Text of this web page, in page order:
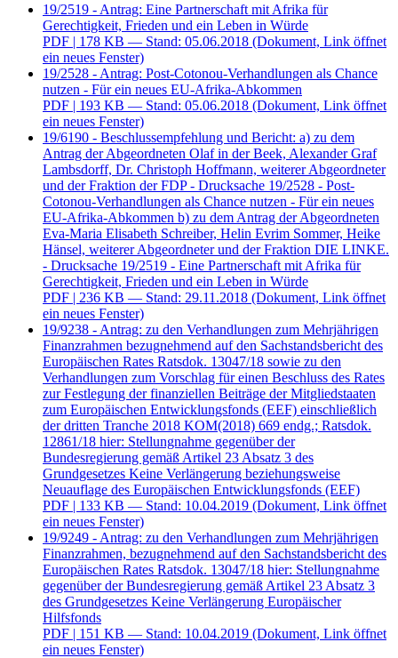
19/2519 - Antrag: Eine Partnerschaft mit Afrika für
Gerechtigkeit, Frieden und ein Leben in Würde
PDF | 178 KB — Stand: 05.06.2018 (Dokument, Link öffnet
ein neues Fenster)
19/2528 - Antrag: Post-Cotonou-Verhandlungen als Chance
nutzen - Für ein neues EU-Afrika-Abkommen
PDF | 193 KB — Stand: 05.06.2018 (Dokument, Link öffnet
ein neues Fenster)
19/6190 - Beschlussempfehlung und Bericht: a) zu dem
Antrag der Abgeordneten Olaf in der Beek, Alexander Graf
Lambsdorff, Dr. Christoph Hoffmann, weiterer Abgeordneter
und der Fraktion der FDP - Drucksache 19/2528 - Post-
Cotonou-Verhandlungen als Chance nutzen - Für ein neues
EU-Afrika-Abkommen b) zu dem Antrag der Abgeordneten
Eva-Maria Elisabeth Schreiber, Helin Evrim Sommer, Heike
Hänsel, weiterer Abgeordneter und der Fraktion DIE LINKE.
- Drucksache 19/2519 - Eine Partnerschaft mit Afrika für
Gerechtigkeit, Frieden und ein Leben in Würde
PDF | 236 KB — Stand: 29.11.2018 (Dokument, Link öffnet
ein neues Fenster)
19/9238 - Antrag: zu den Verhandlungen zum Mehrjährigen
Finanzrahmen bezugnehmend auf den Sachstandsbericht des
Europäischen Rates Ratsdok. 13047/18 sowie zu den
Verhandlungen zum Vorschlag für einen Beschluss des Rates
zur Festlegung der finanziellen Beiträge der Mitgliedstaaten
zum Europäischen Entwicklungsfonds (EEF) einschließlich
der dritten Tranche 2018 KOM(2018) 669 endg.; Ratsdok.
12861/18 hier: Stellungnahme gegenüber der
Bundesregierung gemäß Artikel 23 Absatz 3 des
Grundgesetzes Keine Verlängerung beziehungsweise
Neuauflage des Europäischen Entwicklungsfonds (EEF)
PDF | 133 KB — Stand: 10.04.2019 (Dokument, Link öffnet
ein neues Fenster)
19/9249 - Antrag: zu den Verhandlungen zum Mehrjährigen
Finanzrahmen, bezugnehmend auf den Sachstandsbericht des
Europäischen Rates Ratsdok. 13047/18 hier: Stellungnahme
gegenüber der Bundesregierung gemäß Artikel 23 Absatz 3
des Grundgesetzes Keine Verlängerung Europäischer
Hilfsfonds
PDF | 151 KB — Stand: 10.04.2019 (Dokument, Link öffnet
ein neues Fenster)